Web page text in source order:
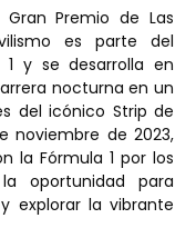
Premio de Las
es parte del
1 y se desarrolla en
nocturna en un
del icónico Strip de
noviembre de 2023,
la Fórmula 1 por los
oportunidad para
explorar la vibrante